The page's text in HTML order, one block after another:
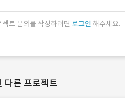
젝트 문의를 작성하려면 로그인 해주세요.
다른 프로젝트